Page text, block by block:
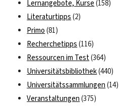
Lernangebote, Kurse (158)
Literaturtipps (2)
Primo (81)
Recherchetipps (116)
Ressourcen im Test(364)
Universitätsbibliothek(440)
Universitätssammlungen (14)
Veranstaltungen (375)